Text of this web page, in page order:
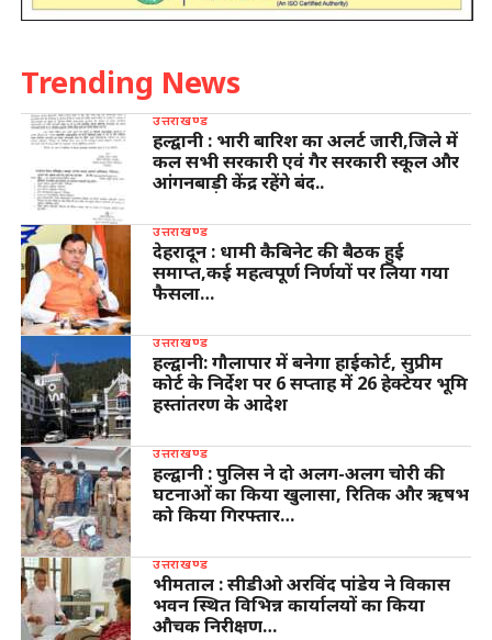
Trending News
उत्तराखण्ड
हल्द्वानी : भारी बारिश का अलर्ट जारी,जिले में
कल सभी सरकारी एवं गैर सरकारी स्कूल और
आंगनबाड़ी केंद्र रहेंगे बंद..
उत्तराखण्ड
देहरादून : धामी कैबिनेट की बैठक हुई
समाप्त,कई महत्वपूर्ण निर्णयों पर लिया गया
फैसला…
उत्तराखण्ड
हल्द्वानी: गौलापार में बनेगा हाईकोर्ट, सुप्रीम
कोर्ट के निर्देश पर 6 सप्ताह में 26 हेक्टेयर भूमि
हस्तांतरण के आदेश
उत्तराखण्ड
हल्द्वानी : पुलिस ने दो अलग-अलग चोरी की
घटनाओं का किया खुलासा, रितिक और ऋषभ
को किया गिरफ्तार…
उत्तराखण्ड
भीमताल : सीडीओ अरविंद पांडेय ने विकास
भवन स्थित विभिन्न कार्यालयों का किया
औचक निरीक्षण…